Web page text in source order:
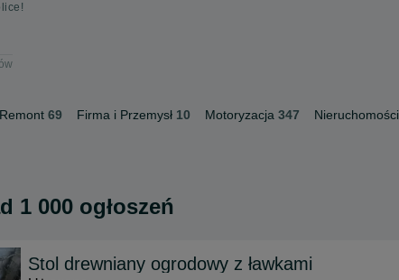
69 Firma i Przemysł 10 Motoryzacja 347 Nieruchomości
1 000 ogłoszeń
Stol drewniany ogrodowy z ławkami